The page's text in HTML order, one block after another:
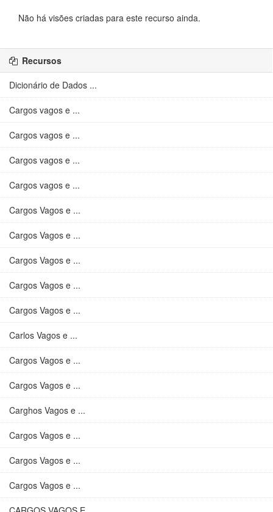
Não há visões criadas para este recurso ainda.
Recursos
Dicionário de Dados ...
Cargos vagos e ...
Cargos vagos e ...
Cargos vagos e ...
Cargos vagos e ...
Cargos Vagos e ...
Cargos Vagos e ...
Cargos Vagos e ...
Cargos Vagos e ...
Cargos Vagos e ...
Carlos Vagos e ...
Cargos Vagos e ...
Cargos Vagos e ...
Carghos Vagos e ...
Cargos Vagos e ...
Cargos Vagos e ...
Cargos Vagos e ...